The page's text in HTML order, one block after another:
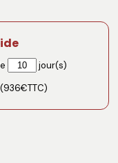
jour(s)
(936€TTC)